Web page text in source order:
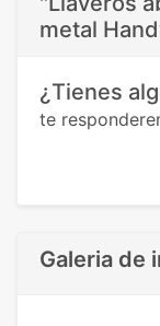
metal
¿Tienes
te
Galeria de